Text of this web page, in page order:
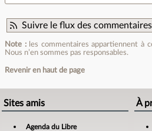
Suivre le flux des commentaires
Note :les commentaires appartiennent à
Nous n’en sommes pas responsables.
Revenir en haut de page
Sites amis
Agenda du Libre
À